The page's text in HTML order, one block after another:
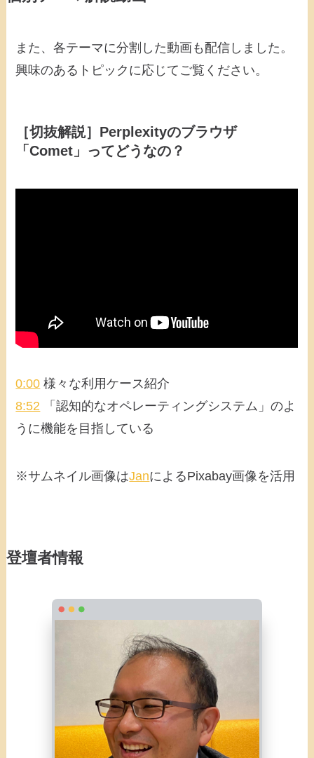
また、各テーマに分割した動画も配信しました。
興味のあるトピックに応じてご覧ください。
［切抜解説］Perplexityのブラウザ
「Comet」ってどうなの？
0:00 様々な利用ケース紹介
8:52 「認知的なオペレーティングシステム」のよ
うに機能を目指している
※サムネイル画像はJanによるPixabay画像を活用
登壇者情報